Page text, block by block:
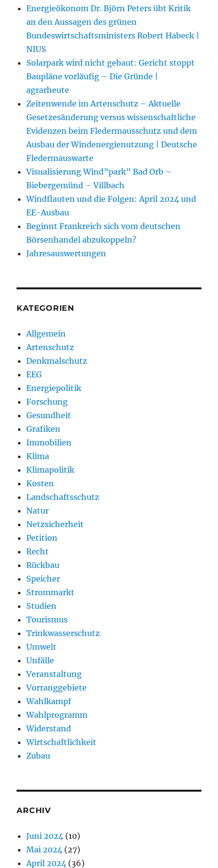
Energieökonom Dr. Björn Peters übt Kritik
an den Aussagen des grünen
Bundeswirtschaftsministers Robert Habeck |
NIUS
Solarpark wird nicht gebaut: Gericht stoppt
Baupläne vorläufig – Die Gründe |
agrarheute
Zeitenwende im Artenschutz – Aktuelle
Gesetzesänderung versus wissenschaftliche
Evidenzen beim Fledermausschutz und dem
Ausbau der Windenergienutzung | Deutsche
Fledermauswarte
Visualisierung Wind”park” Bad Orb –
Biebergemünd – Villbach
Windflauten und die Folgen: April 2024 und
EE-Ausbau
Beginnt Frankreich sich vom deutschen
Börsenhandel abzukoppeln?
Jahresauswertungen
KATEGORIEN
Allgemein
Artenschutz
Denkmalschutz
EEG
Energiepolitik
Forschung
Gesundheit
Grafiken
Immobilien
Klima
Klimapolitik
Kosten
Landschaftsschutz
Natur
Netzsicherheit
Petition
Recht
Rückbau
Speicher
Strommarkt
Studien
Tourismus
Trinkwasserschutz
Umwelt
Unfälle
Veranstaltung
Vorranggebiete
Wahlkampf
Wahlprogramm
Widerstand
Wirtschaftlichkeit
Zubau
ARCHIV
Juni 2024 (10)
Mai 2024 (27)
April 2024 (36)